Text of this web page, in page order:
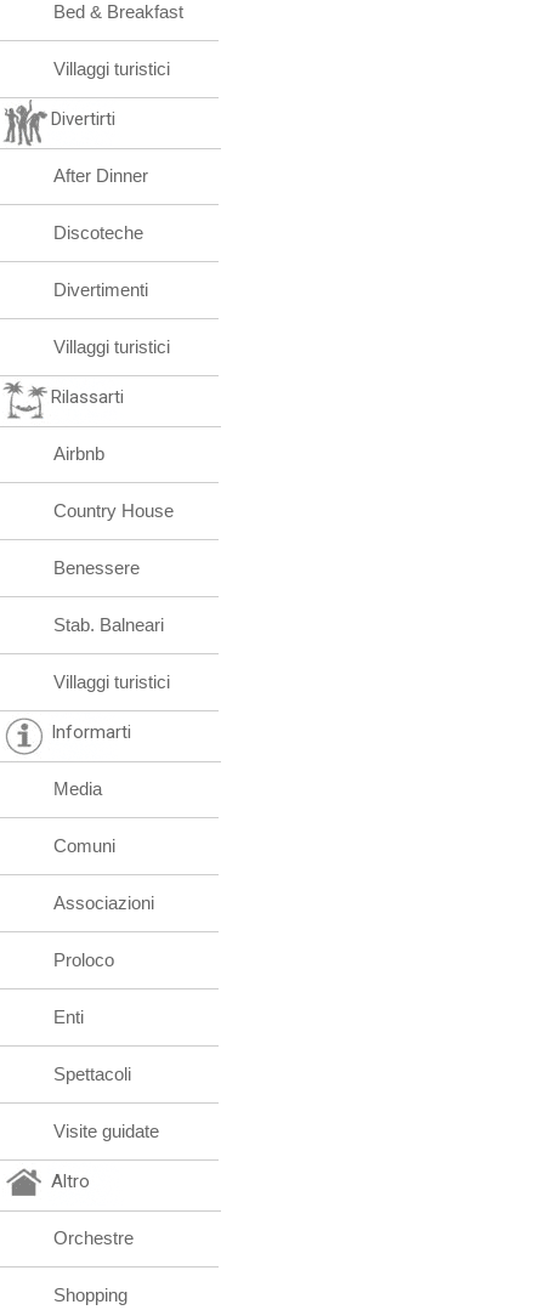
Bed & Breakfast
Villaggi turistici
Divertirti
After Dinner
Discoteche
Divertimenti
Villaggi turistici
Rilassarti
Airbnb
Country House
Benessere
Stab. Balneari
Villaggi turistici
Informarti
Media
Comuni
Associazioni
Proloco
Enti
Spettacoli
Visite guidate
Altro
Orchestre
Shopping